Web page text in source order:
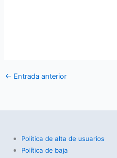
← Entrada anterior
Política de alta de usuarios
Política de baja